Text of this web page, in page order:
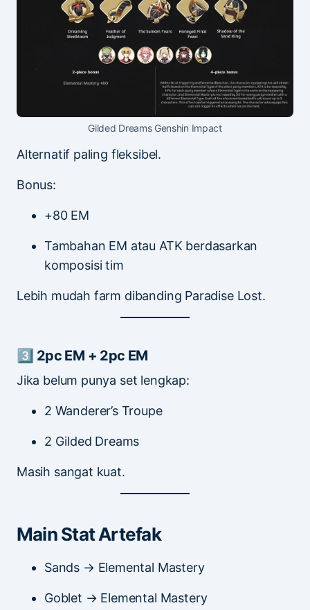
Gilded Dreams Genshin Impact
Alternatif paling fleksibel.
Bonus:
+80 EM
Tambahan EM atau ATK berdasarkan
komposisi tim
Lebih mudah farm dibanding Paradise Lost.
3️⃣ 2pc EM + 2pc EM
Jika belum punya set lengkap:
2 Wanderer’s Troupe
2 Gilded Dreams
Masih sangat kuat.
Main Stat Artefak
Sands → Elemental Mastery
Goblet → Elemental Mastery